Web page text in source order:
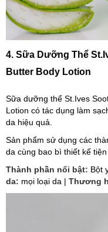
4. Sữa Dưỡng Thể
Butter Body Lotion
Sữa dưỡng thể St.Ives
Lotion có tác dụng làm
da hiệu quả.
Sản phẩm sử dụng các
da cùng bao bì thiết kế
Thành phần nổi bật: Bột
da: mọi loại da | Thương